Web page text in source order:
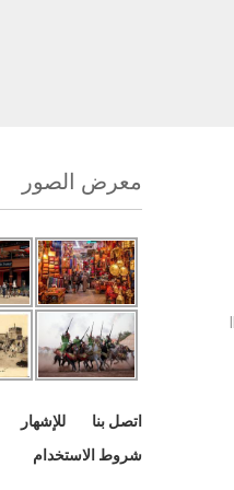
معرض الصور
اتصل بنا للإشهار
شروط الاستخدام